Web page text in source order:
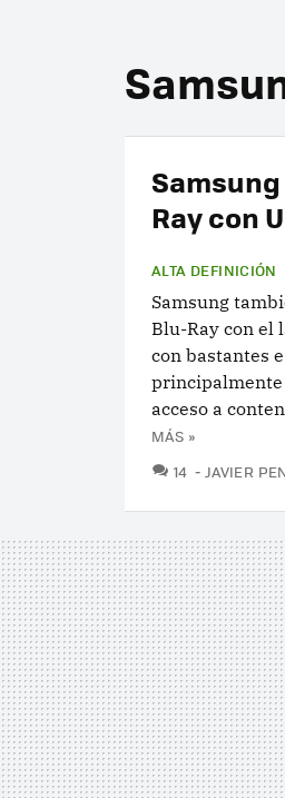
Ray con
ALTA DEFINICIÓN
Samsung
Blu-Ray con el
con bastantes
principalmente
acceso a
MÁS »
14
JAVIER